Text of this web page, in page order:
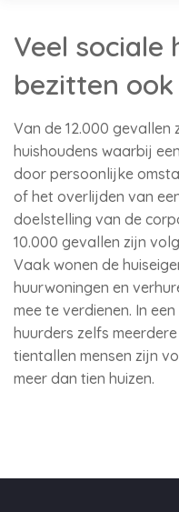
Veel sociale
bezitten
Van de 12.000 gevallen
huishoudens waarbij
door persoonlijke
of het overlijden van
doelstelling van de
10.000 gevallen zijn
Vaak wonen de
huurwoningen en
mee te verdienen. In
huurders zelfs
tientallen mensen zijn
meer dan tien huizen.